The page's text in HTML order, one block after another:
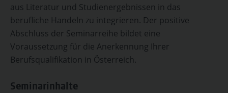
aus Literatur und Studienergebnissen in das
berufliche Handeln zu integrieren. Der positive
Abschluss der Seminarreihe bildet eine
Voraussetzung für die Anerkennung Ihrer
Berufsqualifikation in Österreich.
Seminarinhalte